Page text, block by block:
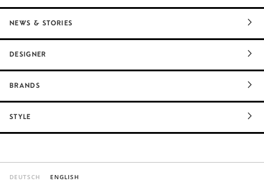
NEWS & STORIES
DESIGNER
BRANDS
STYLE
DEUTSCH ENGLISH